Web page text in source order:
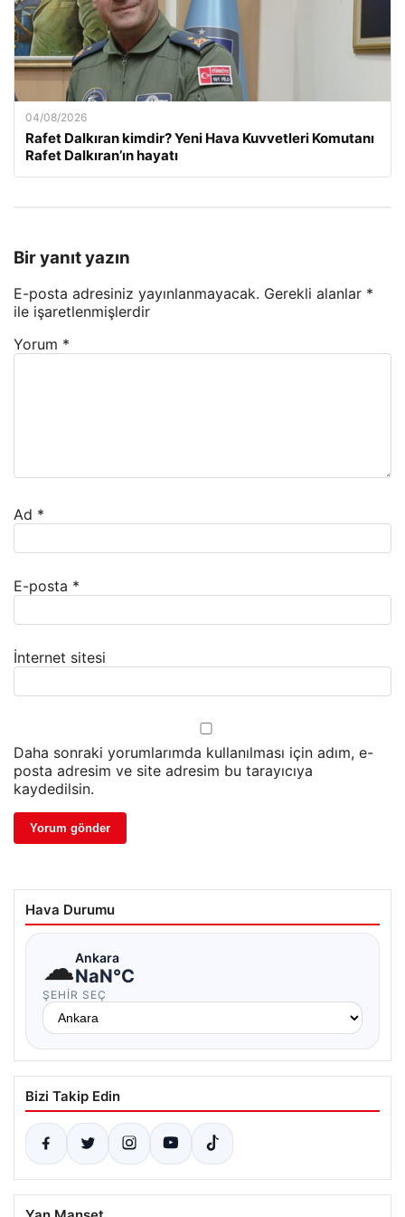
04/08/2026
Rafet Dalkıran kimdir? Yeni Hava Kuvvetleri Komutanı
Rafet Dalkıran’ın hayatı
Bir yanıt yazın
E-posta adresiniz yayınlanmayacak. Gerekli alanlar *
ile işaretlenmişlerdir
Yorum *
Ad *
E-posta *
İnternet sitesi
Daha sonraki yorumlarımda kullanılması için adım, e-
posta adresim ve site adresim bu tarayıcıya
kaydedilsin.
Hava Durumu
☁Ankara
NaN°C
ŞEHIR SEÇ
Bizi Takip Edin